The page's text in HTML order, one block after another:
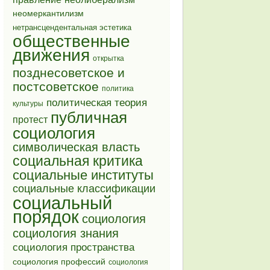
неомеркантилизм
нетрансцендентальная эстетика
общественные
движения открытка
позднесоветское и
постсоветское политика
культуры политическая теория
протест публичная
социология
символическая власть
социальная критика
социальные институты
социальные классификации
социальный
порядок социология
социология знания
социология пространства
социология профессий социология